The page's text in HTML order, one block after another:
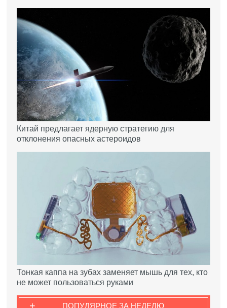
Китай предлагает ядерную стратегию для
отклонения опасных астероидов
Тонкая каппа на зубах заменяет мышь для тех, кто
не может пользоваться руками
ПОПУЛЯРНОЕ ЗА НЕДЕЛЮ
+